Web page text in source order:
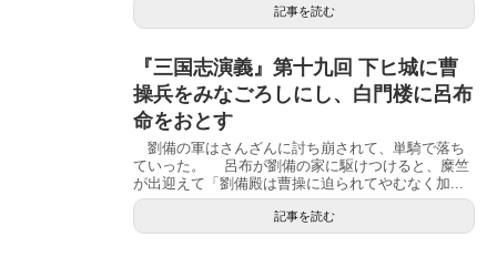
記事を読む
『三国志演義』第十九回 下ヒ城に曹
操兵をみなごろしにし、白門楼に呂布
命をおとす
劉備の軍はさんざんに討ち崩されて、単騎で落ち
ていった。 呂布が劉備の家に駆けつけると、糜竺
が出迎えて「劉備殿は曹操に迫られてやむなく加...
記事を読む